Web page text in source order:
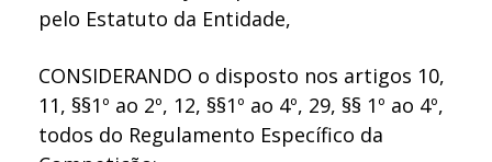
pelo Estatuto da Entidade,
CONSIDERANDO o disposto nos artigos 10,
11, §§1º ao 2º, 12, §§1º ao 4º, 29, §§ 1º ao 4º,
todos do Regulamento Específico da